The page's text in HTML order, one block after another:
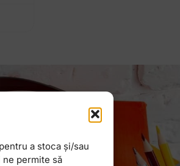
a stoca și/sau
permite să